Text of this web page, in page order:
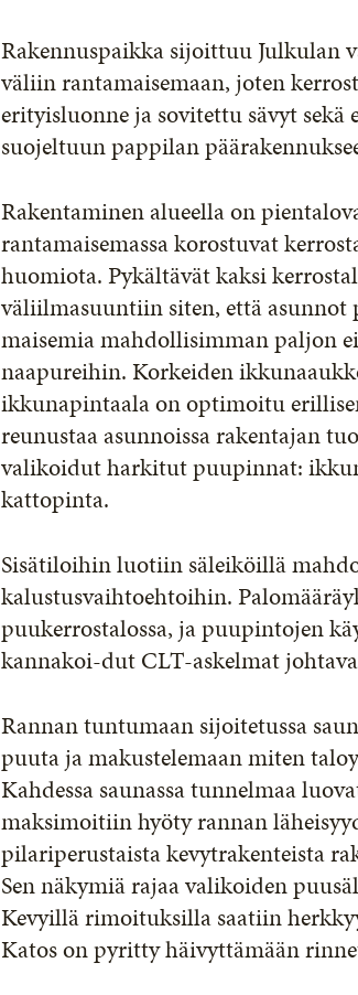
Rakennuspaikka sijoittuu Julkulan
väliin rantamaisemaan, joten
erityisluonne ja sovitettu sävyt
suojeltuun pappilan
Rakentaminen alueella on
rantamaisemassa korostuvat
huomiota. Pykältävät kaksi
väliilmasuuntiin siten, että asunnot
maisemia mahdollisimman paljon
naapureihin. Korkeiden
ikkunapintaala on optimoitu
reunustaa asunnoissa rakentajan
valikoidut harkitut puupinnat:
kattopinta.
Sisätiloihin luotiin säleiköillä
kalustusvaihtoehtoihin.
puukerrostalossa, ja puupintojen
kannakoi-dut CLT-askelmat
Rannan tuntumaan sijoitetussa
puuta ja makustelemaan miten
Kahdessa saunassa tunnelmaa
maksimoitiin hyöty rannan
pilariperustaista kevytrakenteista
Sen näkymiä rajaa valikoiden
Kevyillä rimoituksilla saatiin
Katos on pyritty häivyttämään